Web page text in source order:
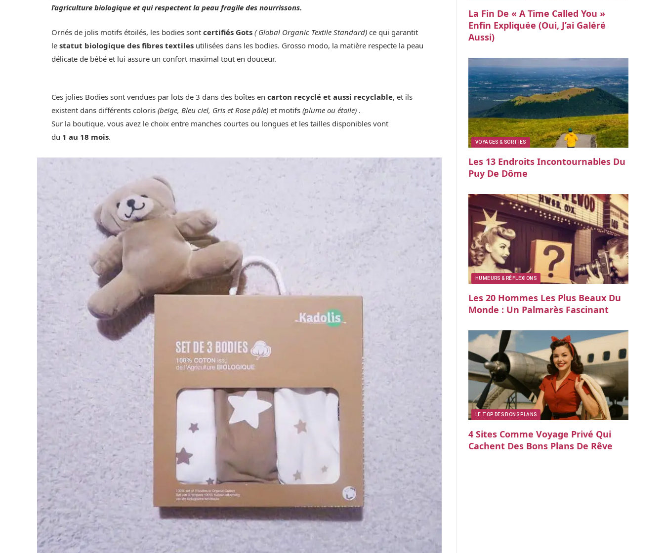
l’agriculture biologique et qui respectent la peau fragile des nourrissons.
Ornés de jolis motifs étoilés, les bodies sontcertifiés Gots ( Global Organic Textile Standard) ce qui garantit
lestatut biologique des fibres textiles utilisées dans les bodies. Grosso modo, la matière respecte la peau
délicate de bébé et lui assure un confort maximal tout en douceur.
Ces jolies Bodies sont vendues par lots de 3 dans des boîtes encarton recyclé et aussi recyclable, et ils
existent dans différents coloris(beige, Bleu ciel, Gris et Rose pâle)et motifs(plume ou étoile) .
Sur la boutique, vous avez le choix entre manches courtes ou longues et les tailles disponibles vont
du 1 au 18 mois.
La Fin De « A Time Called You »
Enfin Expliquée (oui, J’ai Galéré
Aussi)
VOYAGES & SORTIES
Les 13 Endroits Incontournables Du
Puy De Dôme
HUMEURS & RÉFLEXIONS
Les 20 Hommes Les Plus Beaux Du
Monde : Un Palmarès Fascinant
LE TOP DES BONS PLANS
4 Sites Comme Voyage Privé Qui
Cachent Des Bons Plans De Rêve